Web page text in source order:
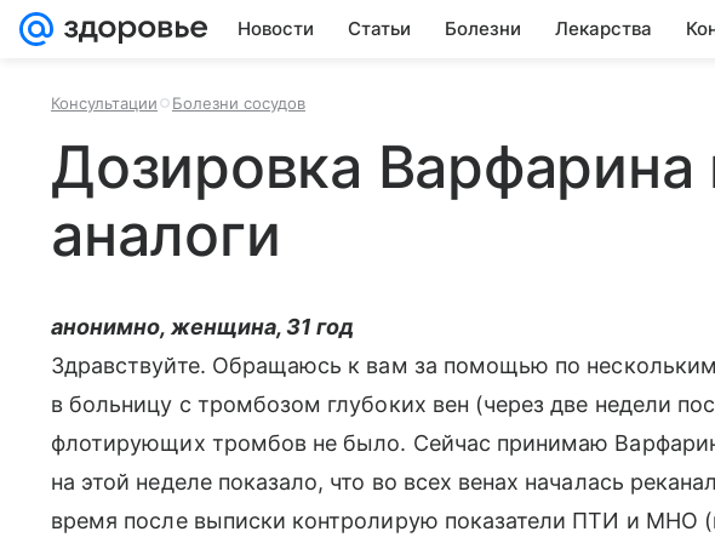
Новости Статьи Болезни Лекарства
Консультации Болезни сосудов
Дозировка Варфарина
аналоги
анонимно, женщина, 31 год
Здравствуйте. Обращаюсь к вам за помощью по
в больницу с тромбозом глубоких вен (через две недели
флотирующих тромбов не было. Сейчас принимаю
на этой неделе показало, что во всех венах началась
время после выписки контролирую показатели ПТИ и МНО